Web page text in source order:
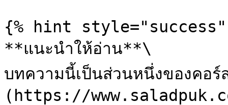
{% hint style="success"
**แนะนำให้อ่าน**\
บทความนี้เป็นส่วนหนึ่งของ
(https://